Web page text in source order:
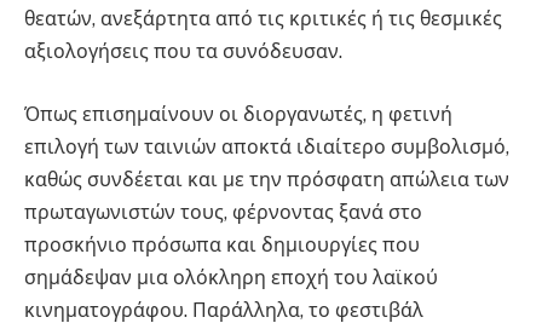
θεατών, ανεξάρτητα από τις κριτικές ή τις θεσμικές
αξιολογήσεις που τα συνόδευσαν.
Όπως επισημαίνουν οι διοργανωτές, η φετινή
επιλογή των ταινιών αποκτά ιδιαίτερο συμβολισμό,
καθώς συνδέεται και με την πρόσφατη απώλεια των
πρωταγωνιστών τους, φέρνοντας ξανά στο
προσκήνιο πρόσωπα και δημιουργίες που
σημάδεψαν μια ολόκληρη εποχή του λαϊκού
κινηματογράφου. Παράλληλα, το φεστιβάλ